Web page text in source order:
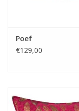
SIeraden
Anklebelts
Poef
€129,00